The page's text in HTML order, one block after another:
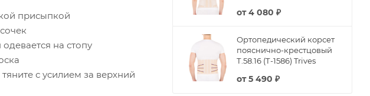
присыпкой
на стопу
с усилием за верхний
от4 080 ₽
Ортопедический корсет
пояснично-крестцовый
Т.58.16 (Т-1586) Trives
от5 490 ₽